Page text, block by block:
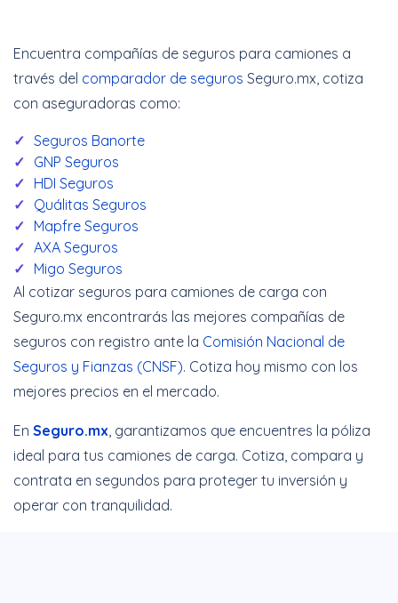
Encuentra compañías de seguros para camiones a
través del comparador de seguros Seguro.mx, cotiza
con aseguradoras como:
Seguros Banorte
GNP Seguros
HDI Seguros
Quálitas Seguros
Mapfre Seguros
AXA Seguros
Migo Seguros
Al cotizar seguros para camiones de carga con
Seguro.mx encontrarás las mejores compañías de
seguros con registro ante la Comisión Nacional de
Seguros y Fianzas (CNSF). Cotiza hoy mismo con los
mejores precios en el mercado.
En Seguro.mx , garantizamos que encuentres la póliza
ideal para tus camiones de carga. Cotiza, compara y
contrata en segundos para proteger tu inversión y
operar con tranquilidad.